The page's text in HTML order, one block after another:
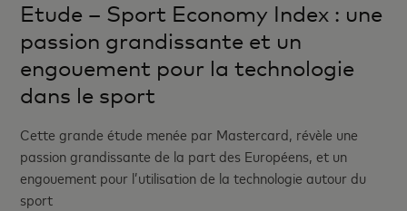
Etude – Sport Economy Index : une
passion grandissante et un
engouement pour la technologie
dans le sport
Cette grande étude menée par Mastercard, révèle une
passion grandissante de la part des Européens, et un
engouement pour l’utilisation de la technologie autour du
sport